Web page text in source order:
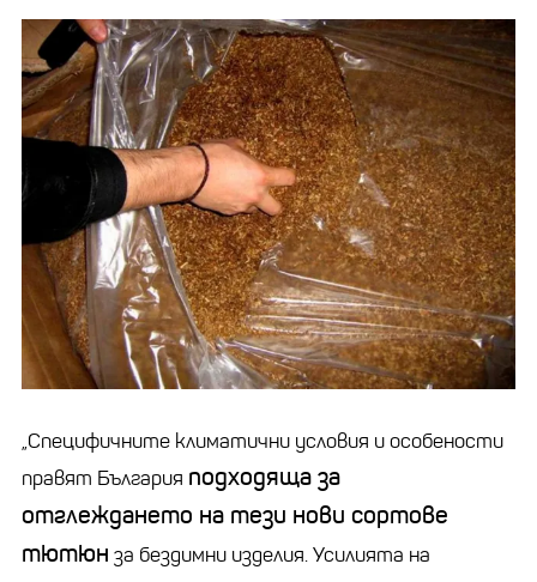
„Специфичните климатични условия и особености
правят България подходяща за
отглеждането на тези нови сортове
тютюн за бездимни изделия. Усилията на